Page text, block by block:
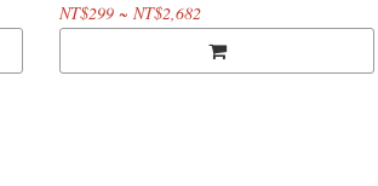
NT$299 ~ NT$2,682